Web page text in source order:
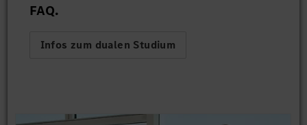
FAQ.
Infos zum dualen Studium